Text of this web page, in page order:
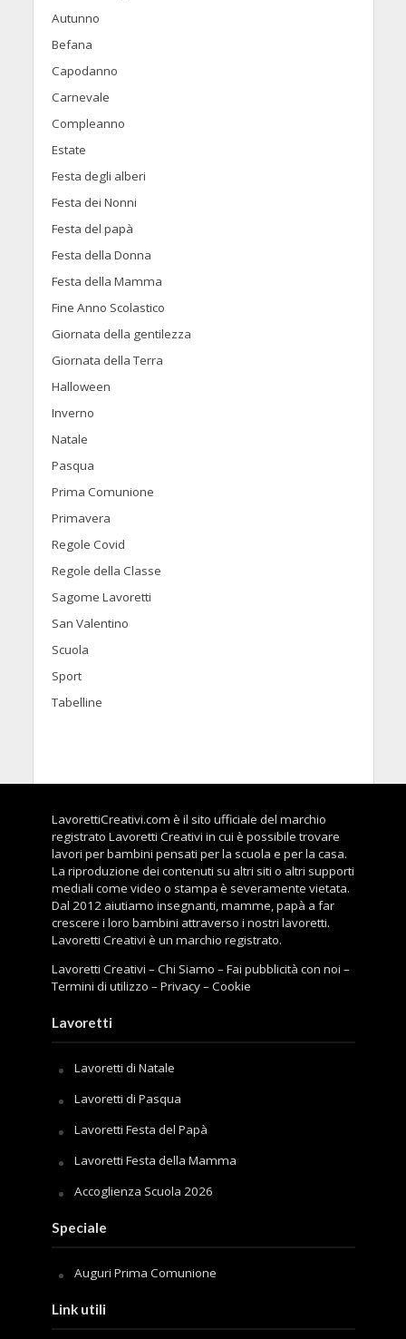
Autunno
Befana
Capodanno
Carnevale
Compleanno
Estate
Festa degli alberi
Festa dei Nonni
Festa del papà
Festa della Donna
Festa della Mamma
Fine Anno Scolastico
Giornata della gentilezza
Giornata della Terra
Halloween
Inverno
Natale
Pasqua
Prima Comunione
Primavera
Regole Covid
Regole della Classe
Sagome Lavoretti
San Valentino
Scuola
Sport
Tabelline
LavorettiCreativi.com è il sito ufficiale del marchio
registrato Lavoretti Creativi in cui è possibile trovare
lavori per bambini pensati per la scuola e per la casa.
La riproduzione dei contenuti su altri siti o altri supporti
mediali come video o stampa è severamente vietata.
Dal 2012 aiutiamo insegnanti, mamme, papà a far
crescere i loro bambini attraverso i nostri lavoretti.
Lavoretti Creativi è un marchio registrato.
Lavoretti Creativi –Chi Siamo –Fai pubblicità con noi –
Termini di utilizzo –Privacy–Cookie
Lavoretti
Lavoretti di Natale
Lavoretti di Pasqua
Lavoretti Festa del Papà
Lavoretti Festa della Mamma
Accoglienza Scuola 2026
Speciale
Auguri Prima Comunione
Link utili